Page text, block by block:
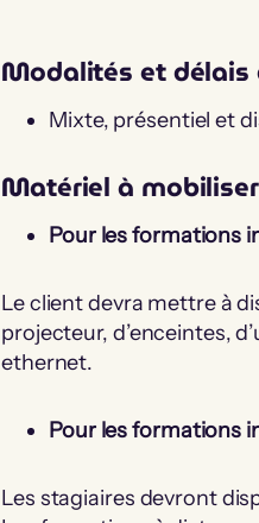
Modalités et délais
Mixte, présentiel et
Matériel à mobiliser
Pour les formations
Le client devra mettre à
projecteur, d’enceintes,
ethernet.
Pour les formations
Les stagiaires devront